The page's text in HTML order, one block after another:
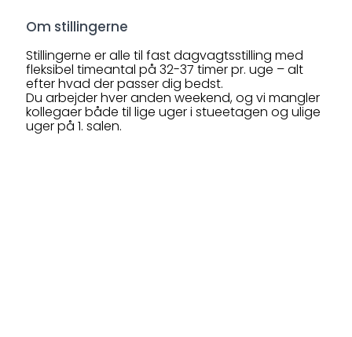
Om stillingerne
Stillingerne er alle til fast dagvagtsstilling med
fleksibel timeantal på 32-37 timer pr. uge – alt
efter hvad der passer dig bedst.
Du arbejder hver anden weekend, og vi mangler
kollegaer både til lige uger i stueetagen og ulige
uger på 1. salen.